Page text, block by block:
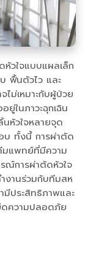
หัวใจแบบแผลเล็ก
ฟื้นตัวไว และ
ไม่เหมาะกับผู้ป่วย
ยู่ในภาวะฉุกเฉิน
นหัวใจหลายจุด
บ ทั้งนี้ การผ่าตัด
มแพทย์ที่มีความ
ณ์การผ่าตัดหัวใจ
งานร่วมกับทีมสห
มีประสิทธิภาพและ
ดความปลอดภัย